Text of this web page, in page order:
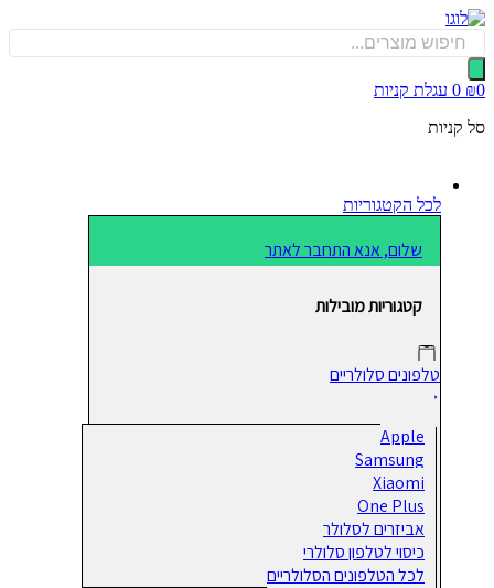
0 עגלת קניות
לכל הקטגוריות
שלום, אנא התחבר לאתר
קטגוריות מובילות
טלפונים סלולריים
Apple
Samsung
Xiaomi
One Plus
אביזרים לסלולר
כיסוי לטלפון סלולרי
לכל הטלפונים הסלולריים